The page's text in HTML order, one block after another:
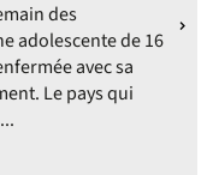
des
adolescente de 16
avec sa
Le pays qui